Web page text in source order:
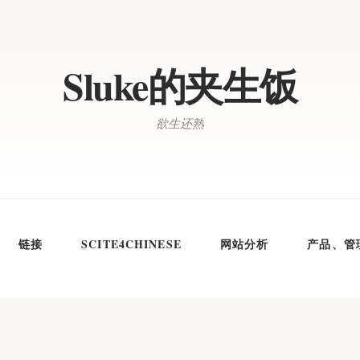
Sluke的夹生饭
欲生还熟
链接 SCITE4CHINESE 网站分析 产品、管